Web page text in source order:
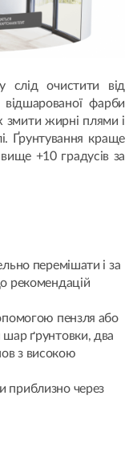
слід очистити від
відшарованої фарби
жирні плями і
Ґрунтування краще
+10 градусів за
перемішати і за
рекомендацій
пензля або
шар ґрунтовки, два
з високою
приблизно через